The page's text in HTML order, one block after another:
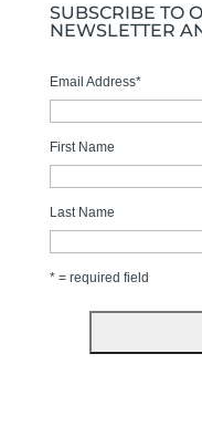
SUBSCRIBE TO
NEWSLETTER
Email Address*
First Name
Last Name
* = required field